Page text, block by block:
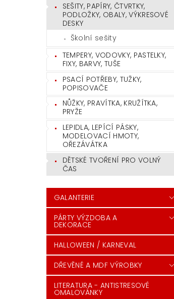
SEŠITY, PAPÍRY, ČTVRTKY,
PODLOŽKY, OBALY, VÝKRESOVÉ
DESKY
Školní sešity
TEMPERY, VODOVKY, PASTELKY,
FIXY, BARVY, TUŠE
PSACÍ POTŘEBY, TUŽKY,
POPISOVAČE
NŮŽKY, PRAVÍTKA, KRUŽÍTKA,
PRYŽE
LEPIDLA, LEPÍCÍ PÁSKY,
MODELOVACÍ HMOTY,
OŘEZÁVÁTKA
DĚTSKÉ TVOŘENÍ PRO VOLNÝ
ČAS
GALANTERIE
PÁRTY VÝZDOBA A
DEKORACE
HALLOWEEN / KARNEVAL
DŘEVĚNÉ A MDF VÝROBKY
LITERATURA - ANTISTRESOVÉ
OMALOVÁNKY